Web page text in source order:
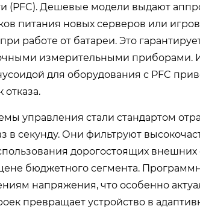
(PFC). Дешевые модели выдают
питания новых серверов или
работе от батареи. Это
измерительными приборами.
для оборудования с PFC
управления стали стандартом
в секунду. Они фильтруют
дорогостоящих внешних
бюджетного сегмента.
напряжения, что особенно
превращает устройство в